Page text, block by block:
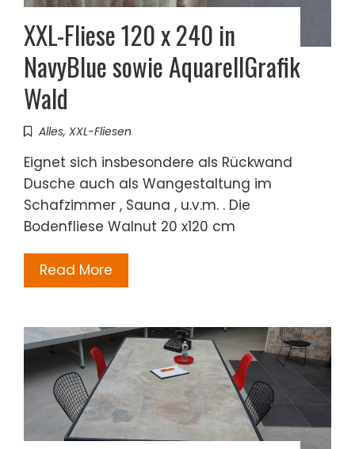
XXL-Fliese 120 x 240 in
NavyBlue sowie AquarellGrafik
Wald
Alles, XXL-Fliesen
Eignet sich insbesondere als Rückwand
Dusche auch als Wangestaltung im
Schafzimmer , Sauna , u.v.m. . Die
Bodenfliese Walnut 20 x120 cm
Read More